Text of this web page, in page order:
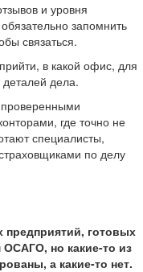
и уровня
запомнить
связаться.
в какой офис, для
дела.
где точно не
специалисты,
по делу
предприятий, готовых
но какие-то из
а какие-то нет.